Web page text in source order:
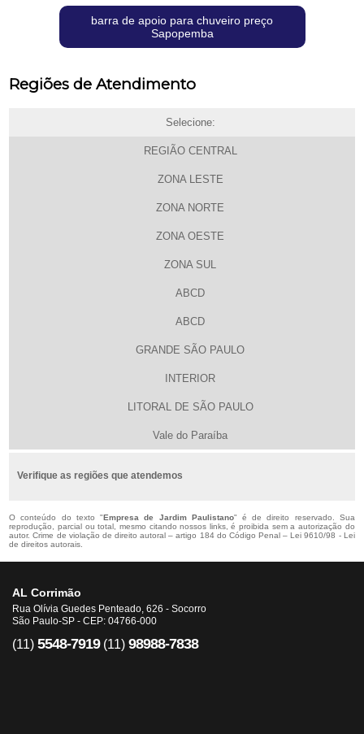
barra de apoio para chuveiro preço
Sapopemba
Regiões de Atendimento
Selecione:
REGIÃO CENTRAL
ZONA LESTE
ZONA NORTE
ZONA OESTE
ZONA SUL
ABCD
ABCD
GRANDE SÃO PAULO
INTERIOR
LITORAL DE SÃO PAULO
Vale do Paraíba
Verifique as regiões que atendemos
O conteúdo do texto "Empresa de Jardim Paulistano" é de direito reservado. Sua
reprodução, parcial ou total, mesmo citando nossos links, é proibida sem a autorização do
autor. Crime de violação de direito autoral – artigo 184 do Código Penal –Lei 9610/98 - Lei
de direitos autorais
AL Corrimão
Rua Olívia Guedes Penteado, 626 - Socorro
São Paulo-SP - CEP: 04766-000
(11) 5548-7919 (11) 98988-7838